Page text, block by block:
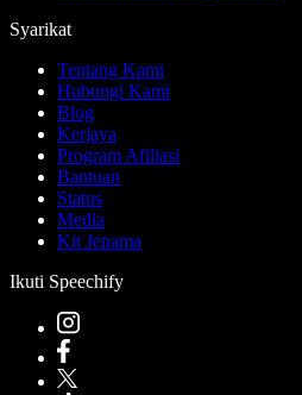
Syarikat
Tentang Kami
Hubungi Kami
Blog
Kerjaya
Program Afiliasi
Bantuan
Status
Media
Kit Jenama
Ikuti Speechify